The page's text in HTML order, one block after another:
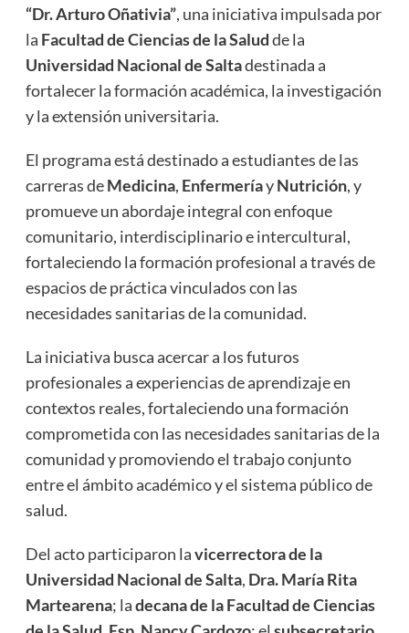
“Dr. Arturo Oñativia”, una iniciativa impulsada por
la Facultad de Ciencias de la Saludde la
Universidad Nacional de Saltadestinada a
fortalecer la formación académica, la investigación
y la extensión universitaria.
El programa está destinado a estudiantes de las
carreras deMedicina, EnfermeríayNutrición, y
promueve un abordaje integral con enfoque
comunitario, interdisciplinario e intercultural,
fortaleciendo la formación profesional a través de
espacios de práctica vinculados con las
necesidades sanitarias de la comunidad.
La iniciativa busca acercar a los futuros
profesionales a experiencias de aprendizaje en
contextos reales, fortaleciendo una formación
comprometida con las necesidades sanitarias de la
comunidad y promoviendo el trabajo conjunto
entre el ámbito académico y el sistema público de
salud.
Del acto participaron lavicerrectora de la
Universidad Nacional de Salta, Dra. María Rita
Martearena; ladecana de la Facultad de Ciencias